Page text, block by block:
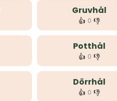
Gruvhål
👍 0 👎
Potthål
👍 0 👎
Dörrhål
👍 0 👎